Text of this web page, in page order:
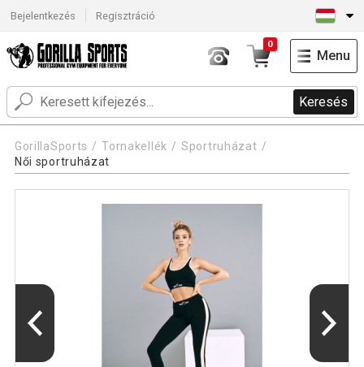
Bejelentkezés Regisztráció
Keresés
0
Menu
GorillaSports Tornakellék
Sportruházat
Női sportruházat